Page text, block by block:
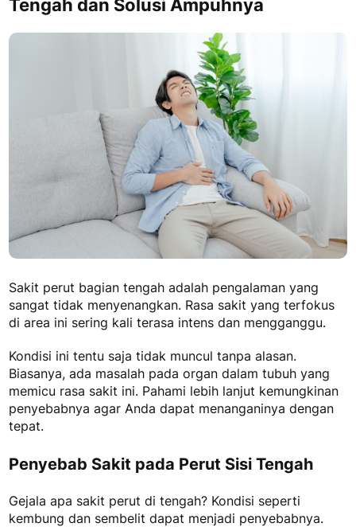
Tengah dan Solusi Ampuhnya
Sakit perut bagian tengah adalah pengalaman yang
sangat tidak menyenangkan. Rasa sakit yang terfokus
di area ini sering kali terasa intens dan mengganggu.
Kondisi ini tentu saja tidak muncul tanpa alasan.
Biasanya, ada masalah pada organ dalam tubuh yang
memicu rasa sakit ini. Pahami lebih lanjut kemungkinan
penyebabnya agar Anda dapat menanganinya dengan
tepat.
Penyebab Sakit pada Perut Sisi Tengah
Gejala apa sakit perut di tengah? Kondisi seperti
kembung dan sembelit dapat menjadi penyebabnya.